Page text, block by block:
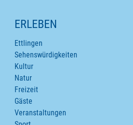
ERLEBEN
Ettlingen
Sehenswürdigkeiten
Kultur
Natur
Freizeit
Gäste
Veranstaltungen